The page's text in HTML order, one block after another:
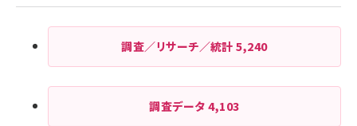
調査／リサーチ／統計5,240
調査データ4,103